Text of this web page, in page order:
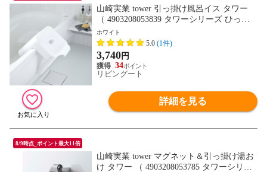
山崎実業 tower 引っ掛け風呂イス タワー
（ 4903208053839 タワーシリーズ ひっか
け 引っ掛け 引っかけ 風呂 イス バスチェ
ア 30 壁面 壁 収納 フック お風呂 浴室 いす
椅子 滑り止め ） 【ホワイト】
ホワイト
5.0 (1件)
3,740円
34
リビングート
詳細を見る
8/9時点_ポイント最大11倍
山崎実業 tower マグネット＆引っ掛け湯お
け タワー （ 4903208053785 タワーシリー